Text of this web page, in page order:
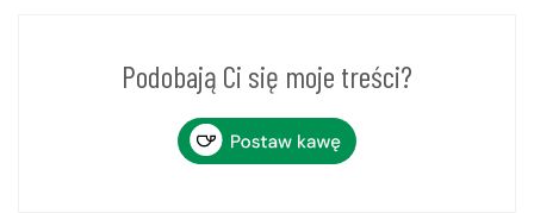
Podobają Ci się moje treści?